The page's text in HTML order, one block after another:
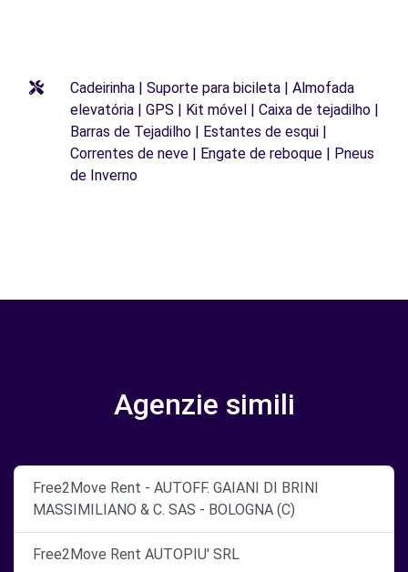
Cadeirinha | Suporte para bicileta | Almofada
elevatória | GPS | Kit móvel | Caixa de tejadilho |
Barras de Tejadilho | Estantes de esqui |
Correntes de neve | Engate de reboque | Pneus
de Inverno
Agenzie simili
Free2Move Rent - AUTOFF. GAIANI DI BRINI
MASSIMILIANO & C. SAS - BOLOGNA (C)
Free2Move Rent AUTOPIU' SRL